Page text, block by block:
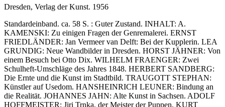
Dresden, Verlag der Kunst. 1956
Standardeinband. ca. 58 S. : Guter Zustand. INHALT: A.
KAMENSKI: Zu einigen Fragen der Genremalerei. ERNST
FRIEDLÄNDER: Jan Vermeer van Delft: Bei der Kupplerin. LEA
GRUNDIG: Neue Wandbilder in Dresden. HORST JÄHNER: Von
einem Besuch bei Otto Dix. WILHELM FRAENGER: Zwei
Schulheft-Umschläge des Jahres 1848. HERBERT SANDBERG:
Die Ernte und die Kunst im Stadtbild. TRAUGOTT STEPHAN:
Künstler auf Usedom. HANSHEINRICH LEUNER: Bindung an
die Realität. JOHANNES JAHN: Alte Kunst in Sachsen. ADOLF
HOFFMEISTER: Jiri Trnka, der Meister der Puppen. KURT